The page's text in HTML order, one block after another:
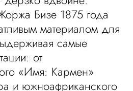
Бизе 1875 года
материалом для
самые
от
«Имя: Кармен»
и южноафриканского